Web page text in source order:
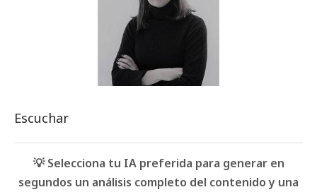
Escuchar
💡 Selecciona tu IA preferida para generar en
segundos un análisis completo del contenido y una